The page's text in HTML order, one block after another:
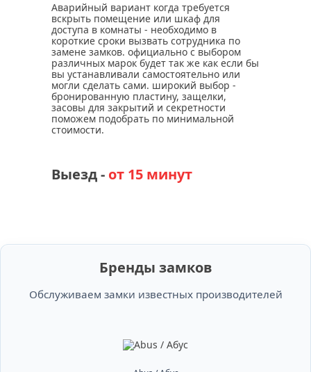
Аварийный вариант когда требуется
вскрыть помещение или шкаф для
доступа в комнаты - необходимо в
короткие сроки вызвать сотрудника по
замене замков. официально с выбором
различных марок будет так же как если бы
вы устанавливали самостоятельно или
могли сделать сами. широкий выбор -
бронированную пластину, защелки,
засовы для закрытий и секретности
поможем подобрать по минимальной
стоимости.
Выезд - от 15 минут
Бренды замков
Обслуживаем замки известных производителей